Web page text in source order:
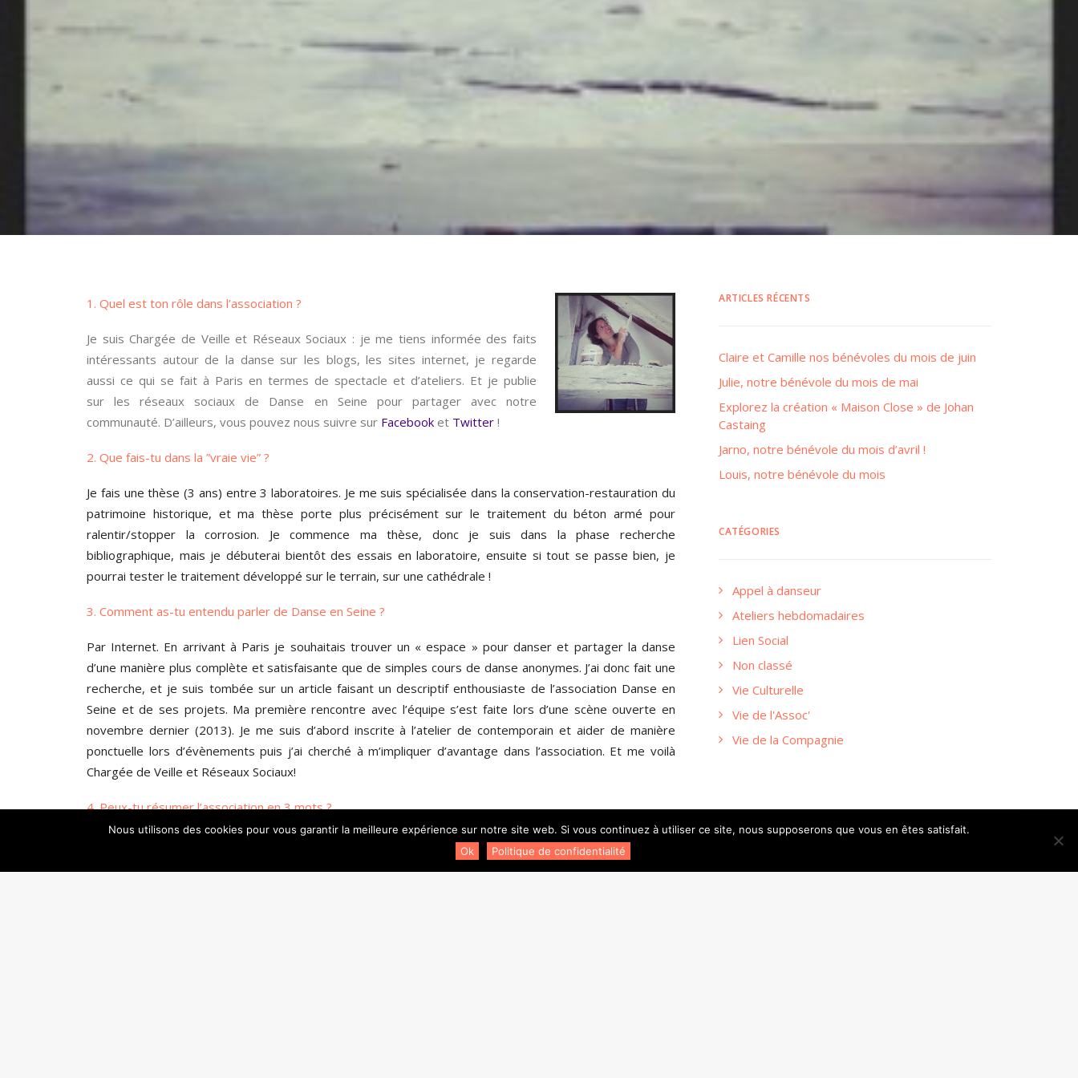
1. Quel est ton rôle dans l’association ?
Je suis Chargée de Veille et Réseaux Sociaux : je me tiens informée des faits
intéressants autour de la danse sur les blogs, les sites internet, je regarde
aussi ce qui se fait à Paris en termes de spectacle et d’ateliers. Et je publie
sur les réseaux sociaux de Danse en Seine pour partager avec notre
communauté. D’ailleurs, vous pouvez nous suivre sur Facebook et Twitter !
2. Que fais-tu dans la ”vraie vie” ?
Je fais une thèse (3 ans) entre 3 laboratoires. Je me suis spécialisée dans la conservation-restauration du
patrimoine historique, et ma thèse porte plus précisément sur le traitement du béton armé pour
ralentir/stopper la corrosion. Je commence ma thèse, donc je suis dans la phase recherche
bibliographique, mais je débuterai bientôt des essais en laboratoire, ensuite si tout se passe bien, je
pourrai tester le traitement développé sur le terrain, sur une cathédrale !
3. Comment as-tu entendu parler de Danse en Seine ?
Par Internet. En arrivant à Paris je souhaitais trouver un « espace » pour danser et partager la danse
d’une manière plus complète et satisfaisante que de simples cours de danse anonymes. J’ai donc fait une
recherche, et je suis tombée sur un article faisant un descriptif enthousiaste de l’association Danse en
Seine et de ses projets. Ma première rencontre avec l’équipe s’est faite lors d’une scène ouverte en
novembre dernier (2013). Je me suis d’abord inscrite à l’atelier de contemporain et aider de manière
ponctuelle lors d’évènements puis j’ai cherché à m’impliquer d’avantage dans l’association. Et me voilà
Chargée de Veille et Réseaux Sociaux!
4. Peux-tu résumer l’association en 3 mots ?
ARTICLES RÉCENTS
Claire et Camille nos bénévoles du mois de juin
Julie, notre bénévole du mois de mai
Explorez la création « Maison Close » de Johan
Castaing
Jarno, notre bénévole du mois d’avril !
Louis, notre bénévole du mois
CATÉGORIES
Appel à danseur
Ateliers hebdomadaires
Lien Social
Non classé
Vie Culturelle
Vie de l'Assoc'
Vie de la Compagnie
Nous utilisons des cookies pour vous garantir la meilleure expérience sur notre site web. Si vous continuez à utiliser ce site, nous supposerons que vous en êtes satisfait.
Ok
Politique de confidentialité